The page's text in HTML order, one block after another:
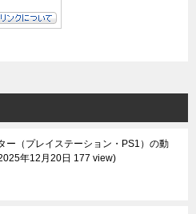
ー（プレイステーション・PS1）の動
年12月20日 177 view